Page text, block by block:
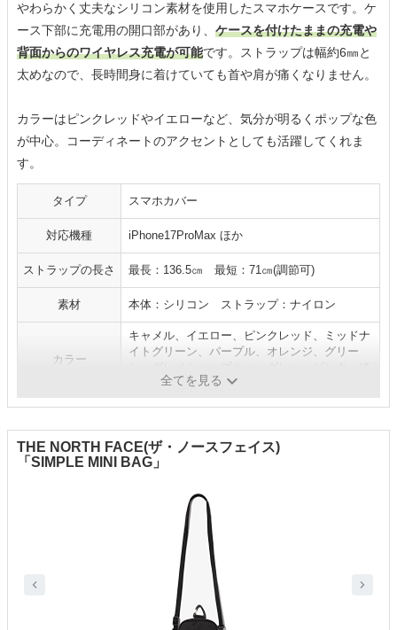
やわらかく丈夫なシリコン素材を使用したスマホケースです。ケ
ース下部に充電用の開口部があり、 ケースを付けたままの充電や
背面からのワイヤレス充電が可能です。ストラップは幅約6㎜と
太めなので、長時間身に着けていても首や肩が痛くなりません。
カラーはピンクレッドやイエローなど、気分が明るくポップな色
が中心。コーディネートのアクセントとしても活躍してくれま
す。
タイプ スマホカバー
対応機種 iPhone17ProMax ほか
ストラップの長さ 最長：136.5㎝ 最短：71㎝(調節可)
素材 本体：シリコン ストラップ：ナイロン
カラー
キャメル、イエロー、ピンクレッド、ミッドナ
イトグリーン、パープル、オレンジ、グリー
全てを見る
THE NORTH FACE(ザ・ノースフェイス)
「SIMPLE MINI BAG」